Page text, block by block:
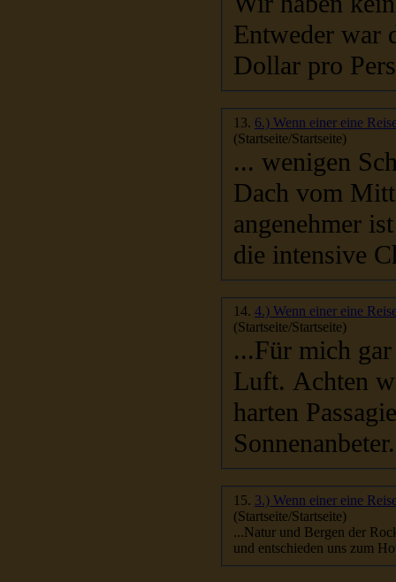
Entweder war die
Dollar pro
13. 6.) Wenn einer eine
(Startseite/Startseite)
... wenigen Schattenplätze an Bord begehrt. Inzwischen ist das
angenehmer
die intensive
14. 4.) Wenn einer eine
(Startseite/Startseite)
...Für mich gar nichts. Es hält sich dort eine Chlorwolke in
Luft. Achten
harten
15. 3.) Wenn einer eine
(Startseite/Startseite)